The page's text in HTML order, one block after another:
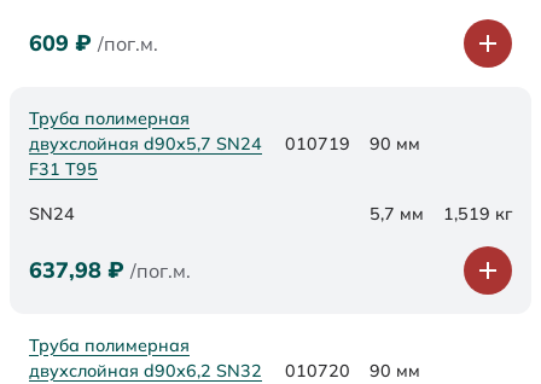
609 ₽ /пог.м.
Труба полимерная
двухслойная d90х5,7 SN24
F31 Т95
010719 90 мм
SN24 5,7 мм 1,519 кг
637,98 ₽ /пог.м.
Труба полимерная
двухслойная d90х6,2 SN32
010720 90 мм